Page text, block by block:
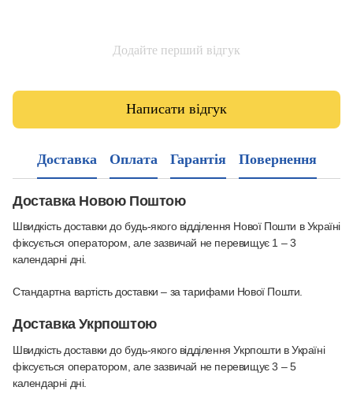
Додайте перший відгук
Написати відгук
Доставка Оплата Гарантія Повернення
Доставка Новою Поштою
Швидкість доставки до будь-якого відділення Нової Пошти в Україні
фіксується оператором, але зазвичай не перевищує 1 – 3
календарні дні.
Стандартна вартість доставки – за тарифами Нової Пошти.
Доставка Укрпоштою
Швидкість доставки до будь-якого відділення Укрпошти в Україні
фіксується оператором, але зазвичай не перевищує 3 – 5
календарні дні.